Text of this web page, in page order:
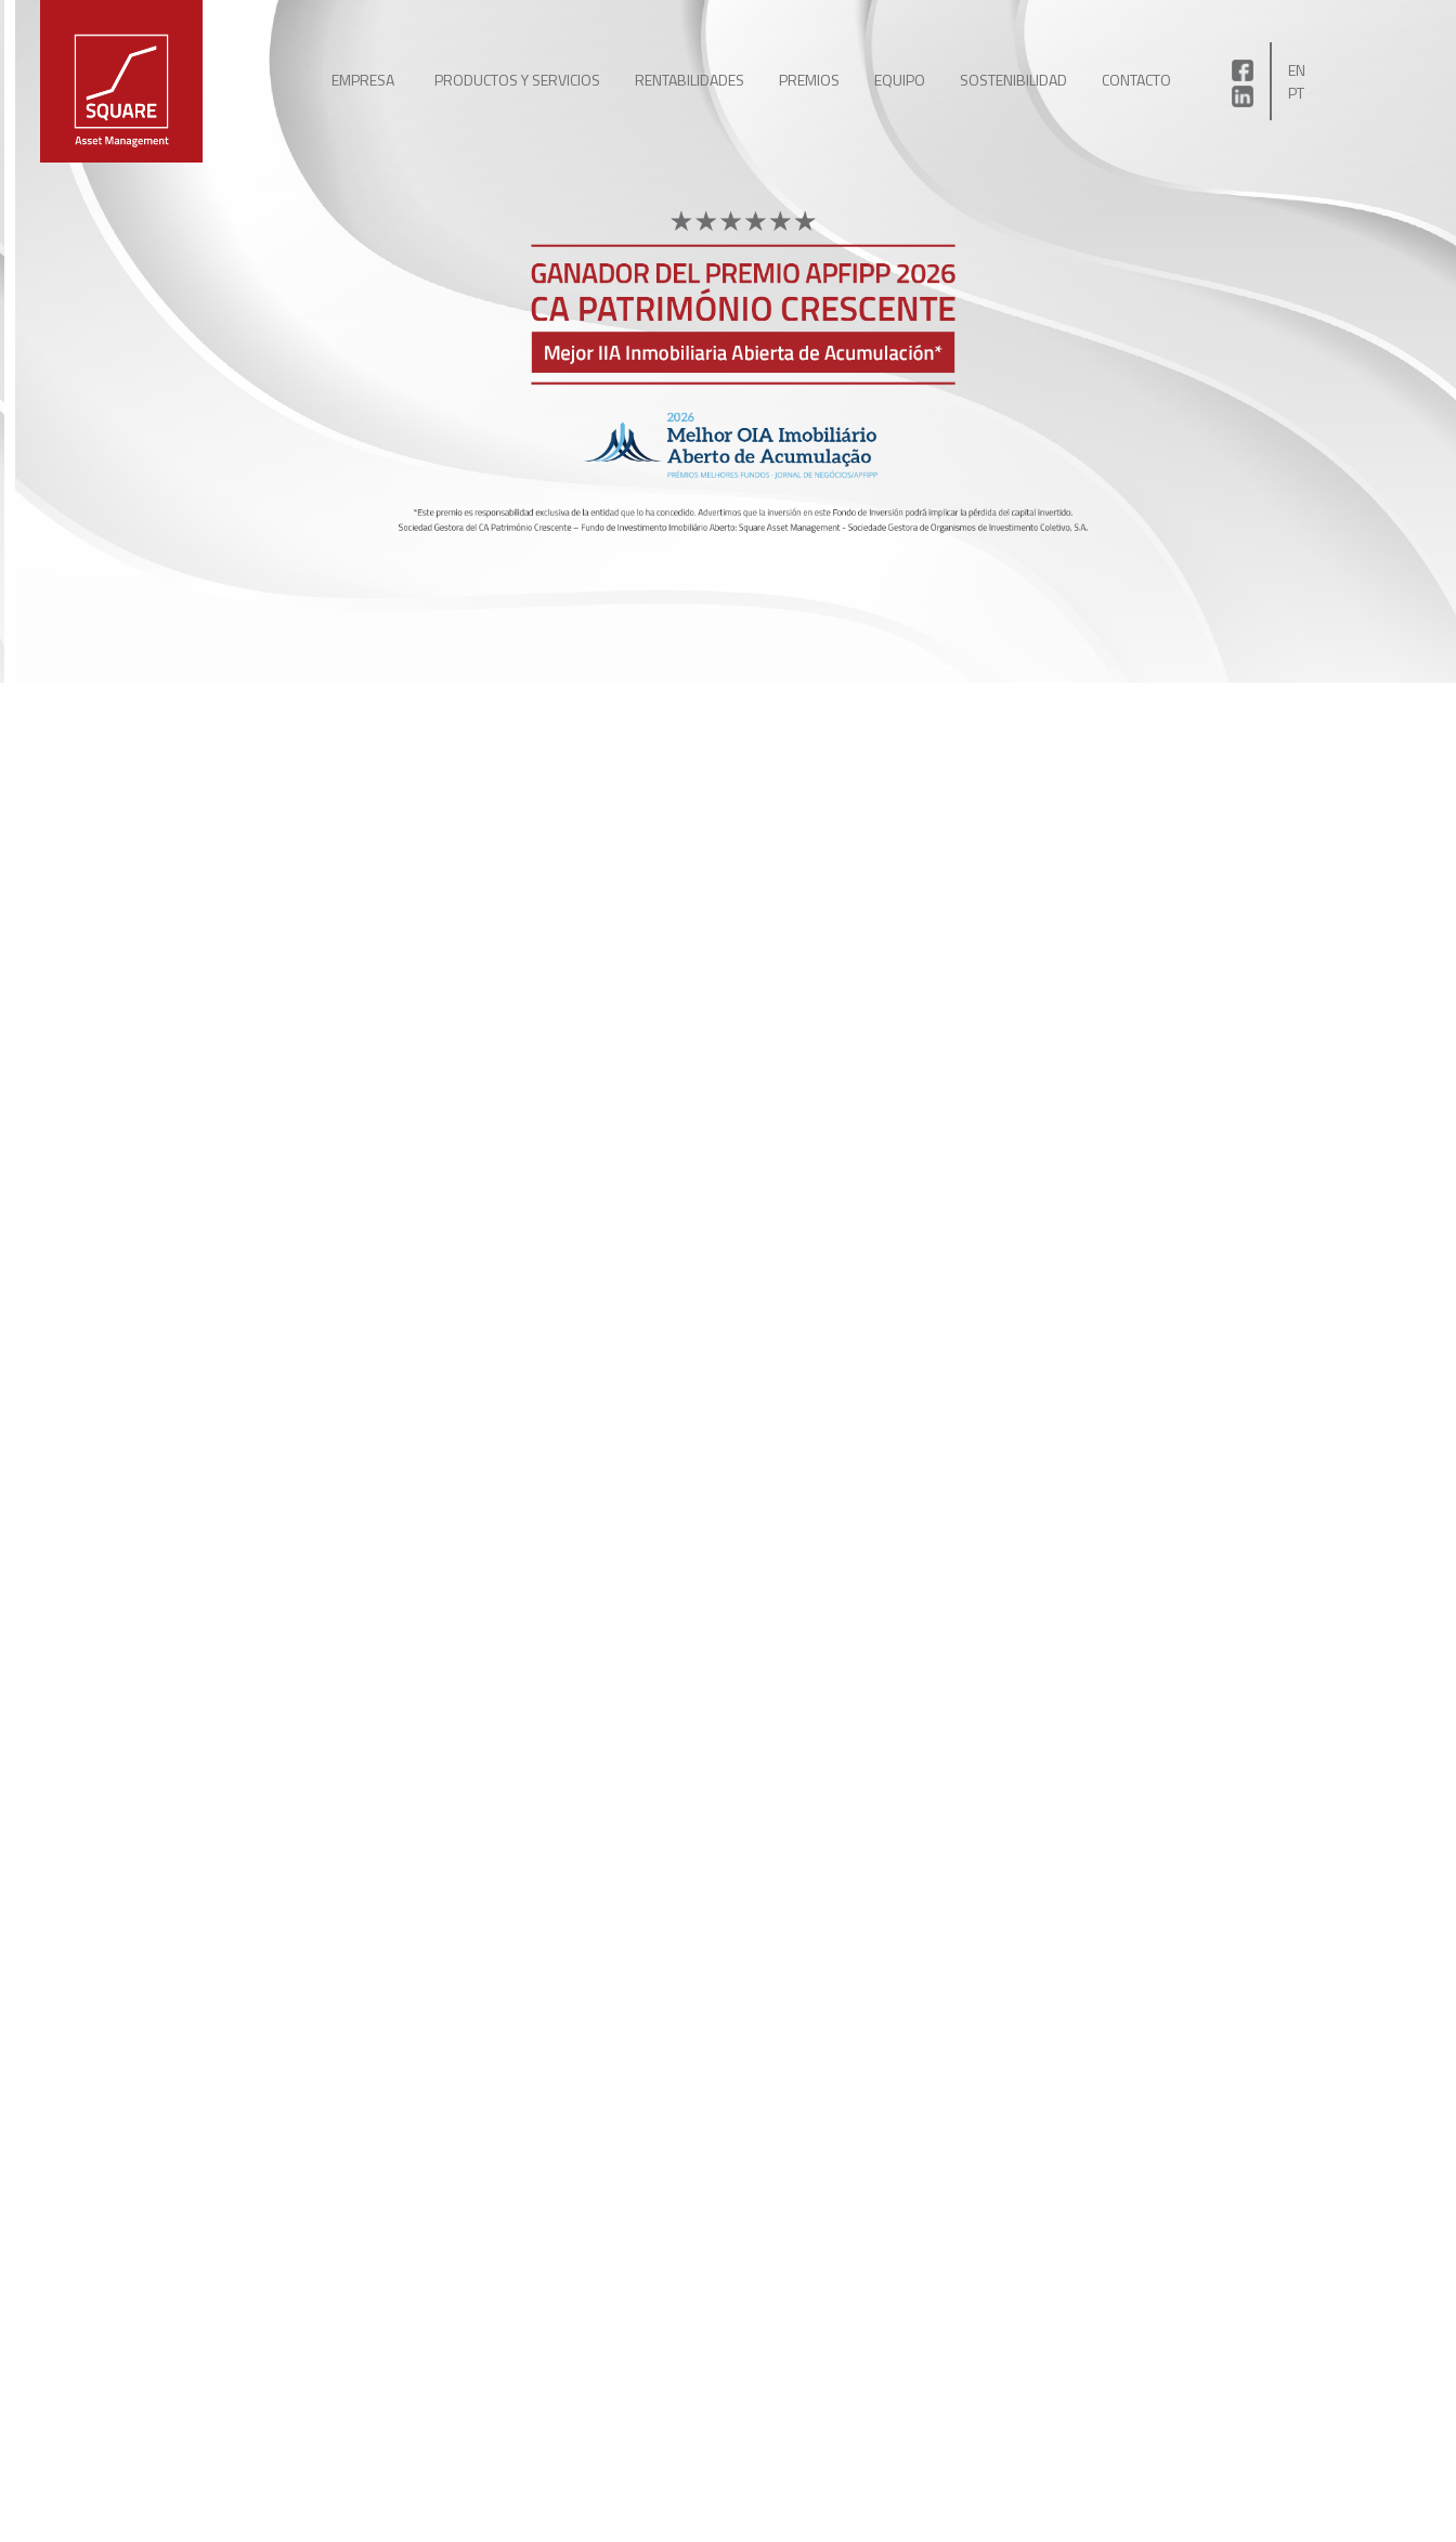
EMPRESA PRODUCTOS Y SERVICIOS RENTABILIDADES PREMIOS EQUIPO SOSTENIBILIDAD CONTACTO
EN
PT